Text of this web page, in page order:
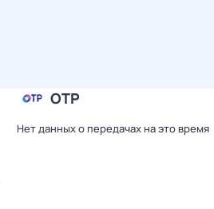
ОТР
Нет данных о передачах на это время